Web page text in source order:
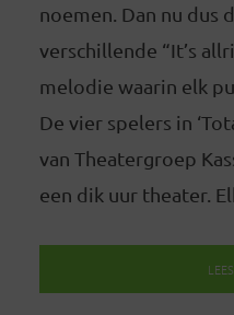
noemen. Dan nu dus
verschillende “It’s
melodie waarin elk
De vier spelers in
van Theatergroep
een dik uur theater.